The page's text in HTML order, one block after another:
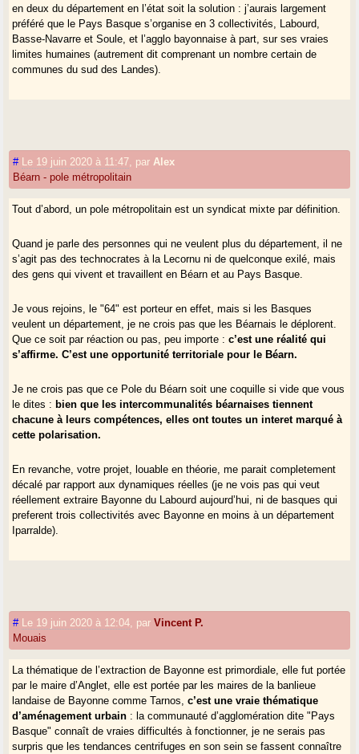
en deux du département en l’état soit la solution : j’aurais largement
préféré que le Pays Basque s’organise en 3 collectivités, Labourd,
Basse-Navarre et Soule, et l’agglo bayonnaise à part, sur ses vraies
limites humaines (autrement dit comprenant un nombre certain de
communes du sud des Landes).
# Le 19 juin 2020 à 11:47 par Alex
Béarn - pole métropolitain
Tout d’abord, un pole métropolitain est un syndicat mixte par définition.
Quand je parle des personnes qui ne veulent plus du département, il ne
s’agit pas des technocrates à la Lecornu ni de quelconque exilé, mais
des gens qui vivent et travaillent en Béarn et au Pays Basque.
Je vous rejoins, le "64" est porteur en effet, mais si les Basques
veulent un département, je ne crois pas que les Béarnais le déplorent.
Que ce soit par réaction ou pas, peu importe : c’est une réalité qui
s’affirme. C’est une opportunité territoriale pour le Béarn.
Je ne crois pas que ce Pole du Béarn soit une coquille si vide que vous
le dites : bien que les intercommunalités béarnaises tiennent
chacune à leurs compétences, elles ont toutes un interet marqué à
cette polarisation.
En revanche, votre projet, louable en théorie, me parait completement
décalé par rapport aux dynamiques réelles (je ne vois pas qui veut
réellement extraire Bayonne du Labourd aujourd’hui, ni de basques qui
preferent trois collectivités avec Bayonne en moins à un département
Iparralde).
# Le 19 juin 2020 à 12:04 parVincent P.
Mouais
La thématique de l’extraction de Bayonne est primordiale, elle fut portée
par le maire d’Anglet, elle est portée par les maires de la banlieue
landaise de Bayonne comme Tarnos,c’est une vraie thématique
d’aménagement urbain : la communauté d’agglomération dite "Pays
Basque" connaît de vraies difficultés à fonctionner, je ne serais pas
surpris que les tendances centrifuges en son sein se fassent connaître